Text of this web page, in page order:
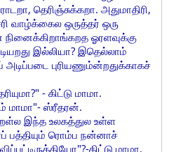
தெரிஞ்சுக்கறா. அதுமாதிரி,
வாழ்க்கைல ஒருத்தர் ஒரு
ஓரளவுக்கு
இல்லியா? இதெல்லாம்
புரியணும்ன்றதுக்காகச்
- கிட்டு மாமா.
மாமா"- ஸ்ரீதரன்.
இந்த உலகத்துல உள்ள
ரொம்ப நன்னாச்
கிட்டு மாமா.